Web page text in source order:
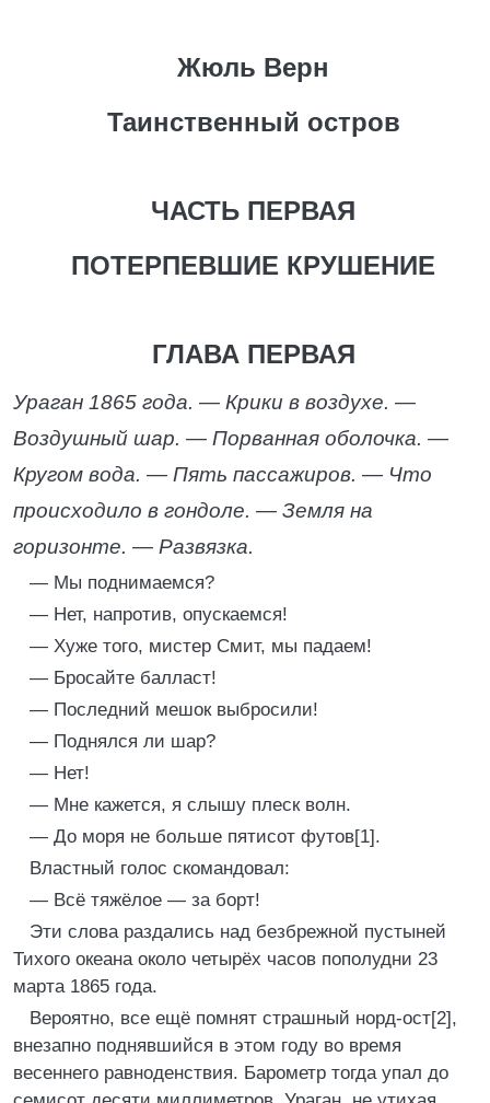
Жюль Верн
Таинственный остров
ЧАСТЬ ПЕРВАЯ
ПОТЕРПЕВШИЕ КРУШЕНИЕ
ГЛАВА ПЕРВАЯ
Ураган 1865 года. — Крики в воздухе. —
Воздушный шар. — Порванная оболочка. —
Кругом вода. — Пять пассажиров. — Что
происходило в гондоле. — Земля на
горизонте. — Развязка.
— Мы поднимаемся?
— Нет, напротив, опускаемся!
— Хуже того, мистер Смит, мы падаем!
— Бросайте балласт!
— Последний мешок выбросили!
— Поднялся ли шар?
— Нет!
— Мне кажется, я слышу плеск волн.
— До моря не больше пятисот футов[1].
Властный голос скомандовал:
— Всё тяжёлое — за борт!
Эти слова раздались над безбрежной пустыней
Тихого океана около четырёх часов пополудни 23
марта 1865 года.
Вероятно, все ещё помнят страшный норд-ост[2],
внезапно поднявшийся в этом году во время
весеннего равноденствия. Барометр тогда упал до